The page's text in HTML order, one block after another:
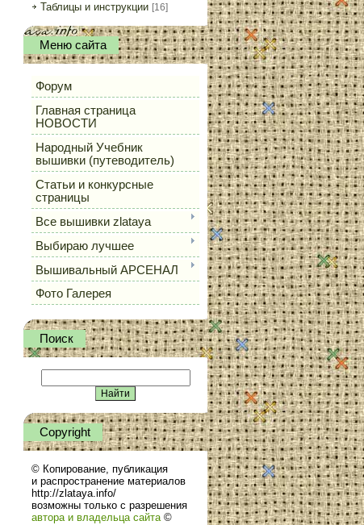
Таблицы и инструкции [16]
Меню сайта
Форум
Главная страница
НОВОСТИ
Народный Учебник
вышивки (путеводитель)
Статьи и конкурсные
страницы
Все вышивки zlataya
Выбираю лучшее
Вышивальный АРСЕНАЛ
Фото Галерея
Поиск
Сopyright
© Копирование, публикация
и распространение материалов
http://zlataya.info/
возможны только с разрешения
автора и владельца сайта©